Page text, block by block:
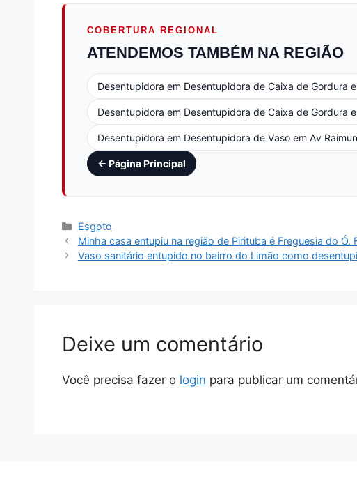
COBERTURA REGIONAL
ATENDEMOS TAMBÉM NA REGIÃO
Desentupidora em Desentupidora de Caixa de Gordura
Desentupidora em Desentupidora de Caixa de Gordura
Desentupidora em Desentupidora de Vaso em Av
← Página Principal
Esgoto
Minha casa entupiu na região de Pirituba é Freguesia do Ó.
Vaso sanitário entupido no bairro do Limão como
Deixe um comentário
Você precisa fazer o login para publicar um